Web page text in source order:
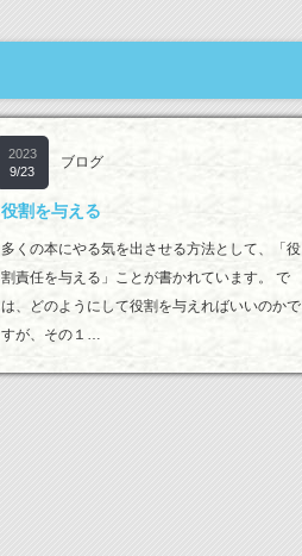
2023
9/23
ブログ
役割を与える
多くの本にやる気を出させる方法として、「役
割責任を与える」ことが書かれています。 で
は、どのようにして役割を与えればいいのかで
すが、その１…